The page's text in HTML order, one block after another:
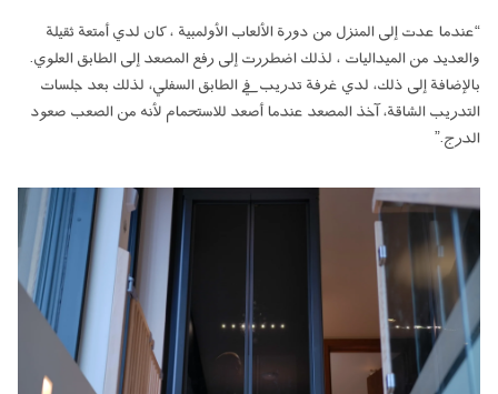
“عندما عدت إلى المنزل من دورة الألعاب الأولمبية ، كان لدي أمتعة ثقيلة
والعديد من الميداليات ، لذلك اضطررت إلى رفع المصعد إلى الطابق العلوي.
بالإضافة إلى ذلك، لدي غرفة تدريب في الطابق السفلي، لذلك بعد جلسات
التدريب الشاقة، آخذ المصعد عندما أصعد للاستحمام لأنه من الصعب صعود
الدرج.”